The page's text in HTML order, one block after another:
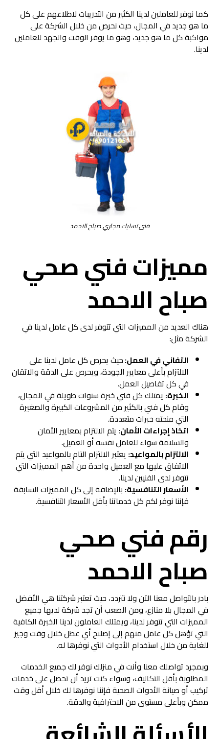
كما نوفر للعاملين لدينا الكثير من التدريبات لاطلاعهم على كل
ما هو جديد في المجال، حيث نحرص من خلال الشركة على
مواكبة كل ما هو جديد، وهو ما يوفر الوقت والجهد للعاملين
لدينا.
فنى تسليك مجاري صباح الاحمد
مميزات فني صحي
صباح الاحمد
هناك العديد من المميزات التي تتوفر لدى كل عامل لدينا في
الشركة مثل:
التفاني في العمل:حيث يحرص كل عامل لدينا على
الالتزام بأعلى معايير الجودة، ويحرص على الدقة والاتقان
في كل تفاصيل العمل.
الخبرة: يمتلك كل فني خبرة سنوات طويلة في المجال،
وقام كل فني بالكثير من المشروعات الكبيرة والصغيرة
التي منحته خبرات متعددة.
اتخاذ إجراءات الأمان: يتم الالتزام بمعايير الأمان
والسلامة سواء للعامل نفسه أو العميل.
الالتزام بالمواعيد: يعتبر الالتزام التام بالمواعيد التي يتم
الاتفاق عليها مع العميل واحدة من أهم المميزات التي
تتوفر لدى الفنيين لدينا.
الأسعار التنافسية: بالإضافة إلى كل المميزات السابقة
فإننا نوفر لكم كل خدماتنا بأقل الأسعار التنافسية.
رقم فني صحي
صباح الاحمد
بادر بالتواصل معنا الآن ولا تتردد، حيث تعتبر شركتنا هي الأفضل
في المجال بلا منازع، ومن الصعب أن تجد شركة لديها جميع
المميزات التي تتوفر لدينا، ويمتلك العاملون لدينا الخبرة الكافية
التي تؤهل كل عامل منهم إلى إصلاح أي عطل خلال وقت وجيز
للغاية من خلال استخدام الأدوات التي نوفرها له.
وبمجرد تواصلك معنا وأنت في منزلك نوفر لك جميع الخدمات
المطلوبة بأقل التكاليف، وسواء كنت تريد أن تحصل على خدمات
تركيب أو صيانة الأدوات الصحية فإننا نوفرها لك خلال أقل وقت
ممكن وبأعلى مستوى من الاحترافية والدقة.